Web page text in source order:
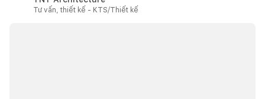
Tư vấn, thiết kế - KTS/Thiết kế